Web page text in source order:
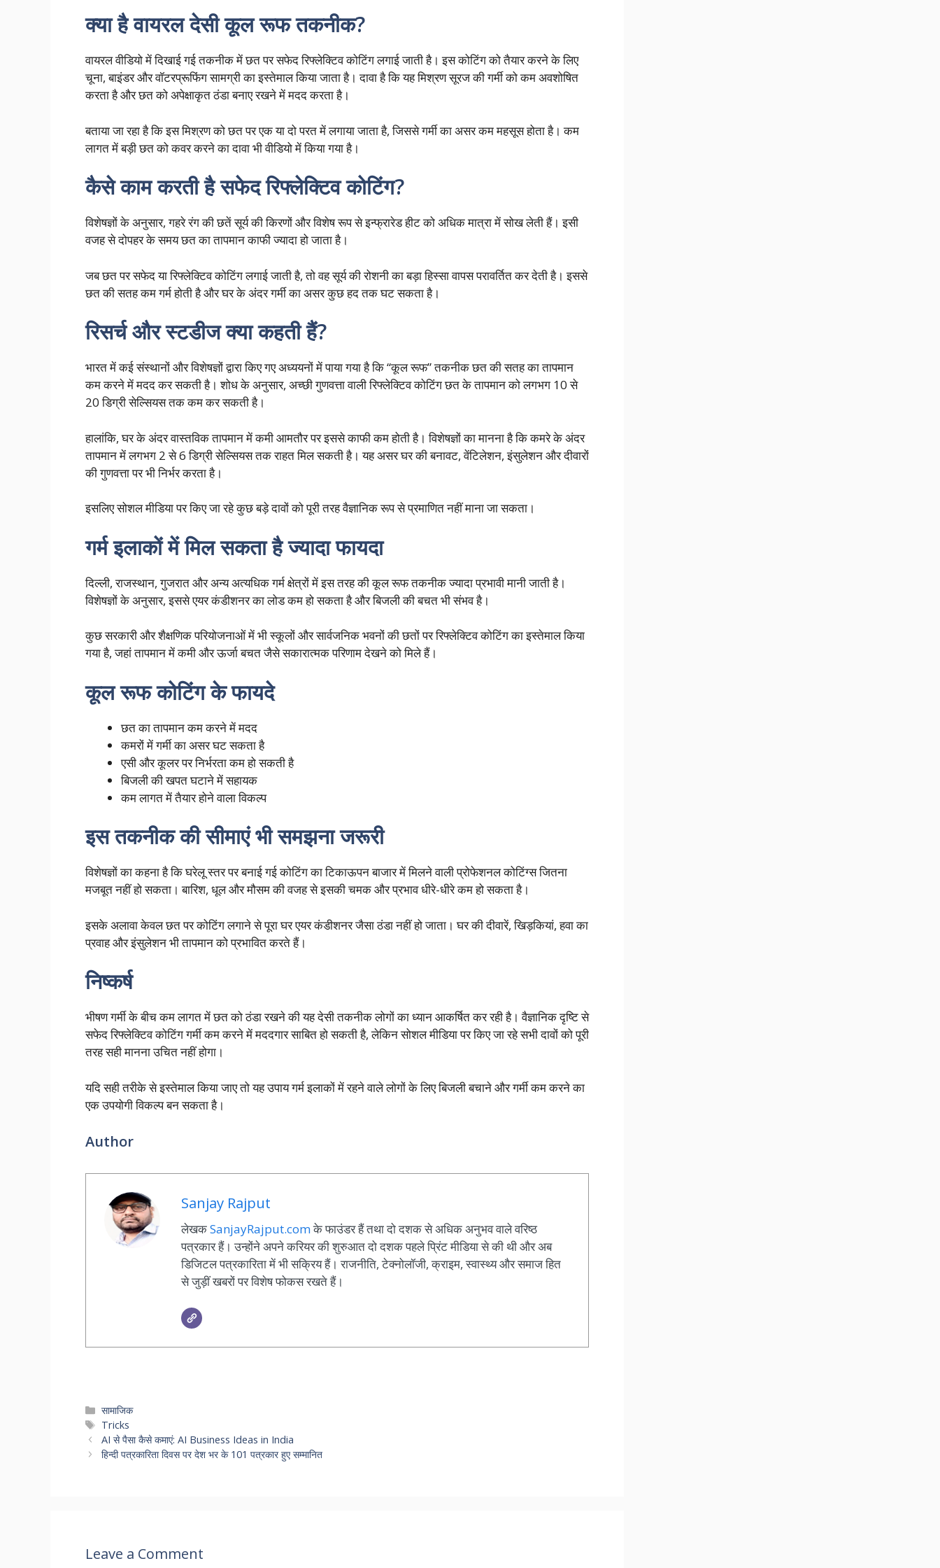
क्या है वायरल देसी कूल रूफ तकनीक?
वायरल वीडियो में दिखाई गई तकनीक में छत पर सफेद रिफ्लेक्टिव कोटिंग लगाई जाती है। इस कोटिंग को तैयार करने के लिए
चूना, बाइंडर और वॉटरप्रूफिंग सामग्री का इस्तेमाल किया जाता है। दावा है कि यह मिश्रण सूरज की गर्मी को कम अवशोषित
करता है और छत को अपेक्षाकृत ठंडा बनाए रखने में मदद करता है।
बताया जा रहा है कि इस मिश्रण को छत पर एक या दो परत में लगाया जाता है, जिससे गर्मी का असर कम महसूस होता है। कम
लागत में बड़ी छत को कवर करने का दावा भी वीडियो में किया गया है।
कैसे काम करती है सफेद रिफ्लेक्टिव कोटिंग?
विशेषज्ञों के अनुसार, गहरे रंग की छतें सूर्य की किरणों और विशेष रूप से इन्फ्रारेड हीट को अधिक मात्रा में सोख लेती हैं। इसी
वजह से दोपहर के समय छत का तापमान काफी ज्यादा हो जाता है।
जब छत पर सफेद या रिफ्लेक्टिव कोटिंग लगाई जाती है, तो वह सूर्य की रोशनी का बड़ा हिस्सा वापस परावर्तित कर देती है। इससे
छत की सतह कम गर्म होती है और घर के अंदर गर्मी का असर कुछ हद तक घट सकता है।
रिसर्च और स्टडीज क्या कहती हैं?
भारत में कई संस्थानों और विशेषज्ञों द्वारा किए गए अध्ययनों में पाया गया है कि “कूल रूफ” तकनीक छत की सतह का तापमान
कम करने में मदद कर सकती है। शोध के अनुसार, अच्छी गुणवत्ता वाली रिफ्लेक्टिव कोटिंग छत के तापमान को लगभग 10 से
20 डिग्री सेल्सियस तक कम कर सकती है।
हालांकि, घर के अंदर वास्तविक तापमान में कमी आमतौर पर इससे काफी कम होती है। विशेषज्ञों का मानना है कि कमरे के अंदर
तापमान में लगभग 2 से 6 डिग्री सेल्सियस तक राहत मिल सकती है। यह असर घर की बनावट, वेंटिलेशन, इंसुलेशन और दीवारों
की गुणवत्ता पर भी निर्भर करता है।
इसलिए सोशल मीडिया पर किए जा रहे कुछ बड़े दावों को पूरी तरह वैज्ञानिक रूप से प्रमाणित नहीं माना जा सकता।
गर्म इलाकों में मिल सकता है ज्यादा फायदा
दिल्ली, राजस्थान, गुजरात और अन्य अत्यधिक गर्म क्षेत्रों में इस तरह की कूल रूफ तकनीक ज्यादा प्रभावी मानी जाती है।
विशेषज्ञों के अनुसार, इससे एयर कंडीशनर का लोड कम हो सकता है और बिजली की बचत भी संभव है।
कुछ सरकारी और शैक्षणिक परियोजनाओं में भी स्कूलों और सार्वजनिक भवनों की छतों पर रिफ्लेक्टिव कोटिंग का इस्तेमाल किया
गया है, जहां तापमान में कमी और ऊर्जा बचत जैसे सकारात्मक परिणाम देखने को मिले हैं।
कूल रूफ कोटिंग के फायदे
छत का तापमान कम करने में मदद
कमरों में गर्मी का असर घट सकता है
एसी और कूलर पर निर्भरता कम हो सकती है
बिजली की खपत घटाने में सहायक
कम लागत में तैयार होने वाला विकल्प
इस तकनीक की सीमाएं भी समझना जरूरी
विशेषज्ञों का कहना है कि घरेलू स्तर पर बनाई गई कोटिंग का टिकाऊपन बाजार में मिलने वाली प्रोफेशनल कोटिंग्स जितना
मजबूत नहीं हो सकता। बारिश, धूल और मौसम की वजह से इसकी चमक और प्रभाव धीरे-धीरे कम हो सकता है।
इसके अलावा केवल छत पर कोटिंग लगाने से पूरा घर एयर कंडीशनर जैसा ठंडा नहीं हो जाता। घर की दीवारें, खिड़कियां, हवा का
प्रवाह और इंसुलेशन भी तापमान को प्रभावित करते हैं।
निष्कर्ष
भीषण गर्मी के बीच कम लागत में छत को ठंडा रखने की यह देसी तकनीक लोगों का ध्यान आकर्षित कर रही है। वैज्ञानिक दृष्टि से
सफेद रिफ्लेक्टिव कोटिंग गर्मी कम करने में मददगार साबित हो सकती है, लेकिन सोशल मीडिया पर किए जा रहे सभी दावों को पूरी
तरह सही मानना उचित नहीं होगा।
यदि सही तरीके से इस्तेमाल किया जाए तो यह उपाय गर्म इलाकों में रहने वाले लोगों के लिए बिजली बचाने और गर्मी कम करने का
एक उपयोगी विकल्प बन सकता है।
Author
Sanjay Rajput
लेखकSanjayRajput.comके फाउंडर हैं तथा दो दशक से अधिक अनुभव वाले वरिष्ठ
पत्रकार हैं। उन्होंने अपने करियर की शुरुआत दो दशक पहले प्रिंट मीडिया से की थी और अब
डिजिटल पत्रकारिता में भी सक्रिय हैं। राजनीति, टेक्नोलॉजी, क्राइम, स्वास्थ्य और समाज हित
से जुड़ीं खबरों पर विशेष फोकस रखते हैं।
Categories
सामाजिक
Tags
Tricks
AI से पैसा कैसे कमाएं: AI Business Ideas in India
हिन्दी पत्रकारिता दिवस पर देश भर के 101 पत्रकार हुए सम्मानित
Leave a Comment